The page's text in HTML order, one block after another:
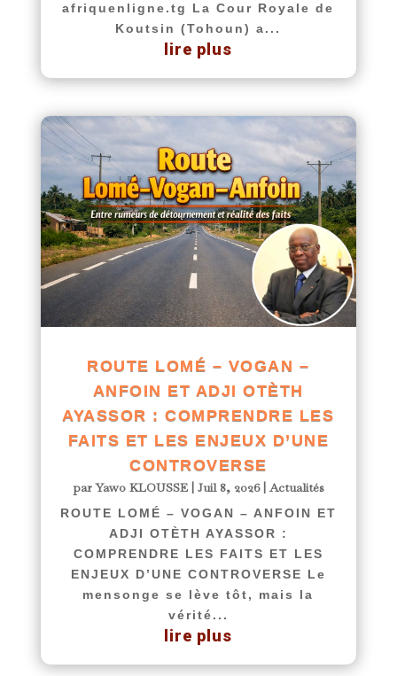
afriquenligne.tg La Cour Royale de
Koutsin (Tohoun) a...
lire plus
ROUTE LOMÉ – VOGAN –
ANFOIN ET ADJI OTÈTH
AYASSOR : COMPRENDRE LES
FAITS ET LES ENJEUX D’UNE
CONTROVERSE
parYawo KLOUSSE| Juil 8, 2026|Actualités
ROUTE LOMÉ – VOGAN – ANFOIN ET
ADJI OTÈTH AYASSOR :
COMPRENDRE LES FAITS ET LES
ENJEUX D’UNE CONTROVERSE Le
mensonge se lève tôt, mais la
vérité...
lire plus